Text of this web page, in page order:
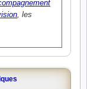
, les